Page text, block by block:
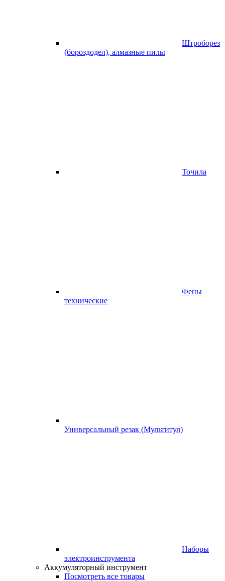
Штроборез
(бороздодел), алмазные пилы
Точила
Фены
технические
Универсальный резак (Мультитул)
Наборы
электроинструмента
Аккумуляторный инструмент
Посмотреть все товары